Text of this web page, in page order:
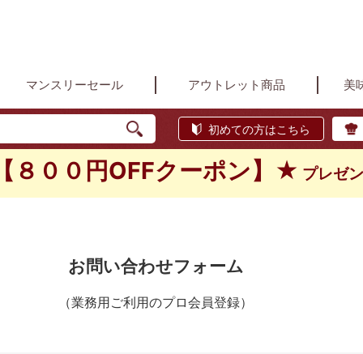
マンスリーセール アウトレット商品 美
初めての方はこちら
８００円OFFクーポン】★ プレゼ
お問い合わせフォーム
（業務用ご利用のプロ会員登録）